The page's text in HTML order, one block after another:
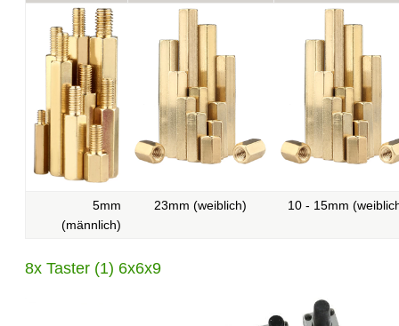
5mm
(männlich)
23mm (weiblich) 10 - 15mm
8x Taster (1) 6x6x9